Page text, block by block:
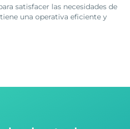
satisfacer las necesidades de
una operativa eficiente y